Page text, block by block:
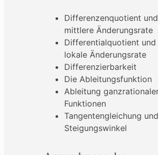
Differenzenquotient und
mittlere Änderungsrate
Differentialquotient und
lokale Änderungsrate
Differenzierbarkeit
Die Ableitungsfunktion
Ableitung
Funktionen
Tangentengleichung und
Steigungswinkel